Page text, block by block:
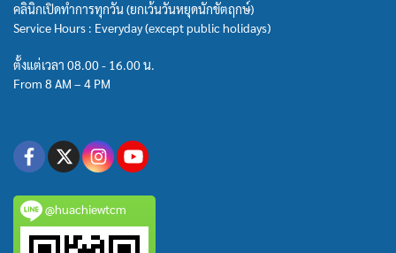
คลินิกเปิดทำการทุกวัน (ยกเว้นวันหยุดนักขัตฤกษ์)
Service Hours : Everyday (except public holidays)
ตั้งแต่เวลา 08.00 - 16.00 น.
From 8 AM – 4 PM
@huachiewtcm